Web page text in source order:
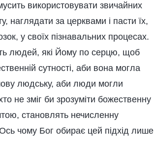
використовувати звичайних
за церквами і пасти їх,
у своїх пізнавальних процесах.
людей, які Йому по серцю, щоб
сутності, аби вона могла
людську, аби люди могли
не зміг би зрозуміти божественну
становлять нечисленну
чому Бог обирає цей підхід лише